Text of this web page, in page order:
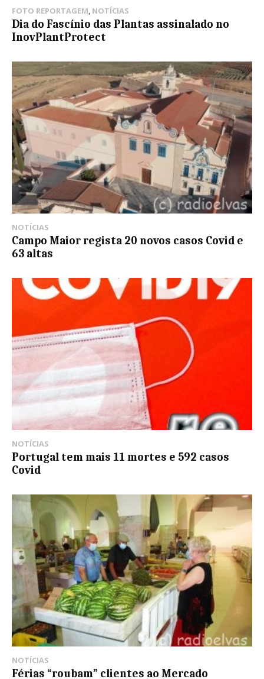
FOTO REPORTAGEM, NOTÍCIAS
Dia do Fascínio das Plantas assinalado no
InovPlantProtect
NOTÍCIAS
Campo Maior regista 20 novos casos Covid e
63 altas
NOTÍCIAS
Portugal tem mais 11 mortes e 592 casos
Covid
NOTÍCIAS
Férias “roubam” clientes ao Mercado